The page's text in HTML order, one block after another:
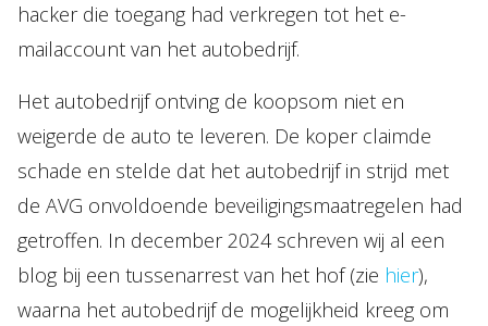
hacker die toegang had verkregen tot het e-
mailaccount van het autobedrijf.
Het autobedrijf ontving de koopsom niet en
weigerde de auto te leveren. De koper claimde
schade en stelde dat het autobedrijf in strijd met
de AVG onvoldoende beveiligingsmaatregelen had
getroffen. In december 2024 schreven wij al een
blog bij een tussenarrest van het hof (zie hier),
waarna het autobedrijf de mogelijkheid kreeg om